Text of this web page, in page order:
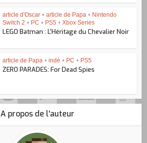
article d'Oscar • article de Papa • Nintendo
Switch 2 • PC • PS5 • Xbox Series
LEGO Batman : L’Héritage du Chevalier Noir
article de Papa • indé • PC • PS5
ZERO PARADES: For Dead Spies
A propos de l'auteur